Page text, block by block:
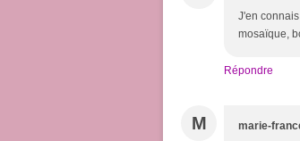
J'en
mosaïque,
Répondre
M marie-